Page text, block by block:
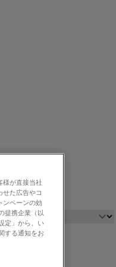
様が直接当社
た広告やコ
ンペーンの効
提携企業（以
定」から、い
する通知をお